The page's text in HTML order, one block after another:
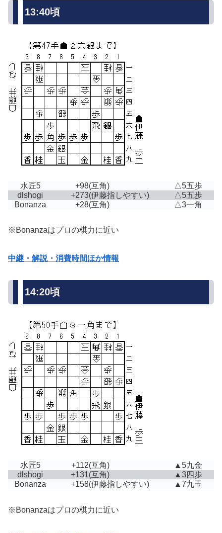
13:40頃
水匠5 +98(互角)
△5五歩
dlshogi
+273(伊藤指しやすい)
△5五歩
Bonanza
+28(互角) △3一角
※Bonanzaはプロの棋力に近い
中継・解説・消費時間ほか情報
14:20頃
水匠5 +112(互角)
▲5九金
dlshogi
+131(互角)
▲3四歩
Bonanza
+158(伊藤指しやすい) ▲7九玉
※Bonanzaはプロの棋力に近い